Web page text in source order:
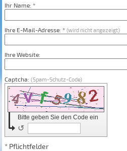
Ihr Name: *
Ihre E-Mail-Adresse: * (wird nicht angezeigt)
Ihre Website:
Captcha: (Spam-Schutz-Code)
Bitte geben Sie den Code ein
↺
* Pflichtfelder